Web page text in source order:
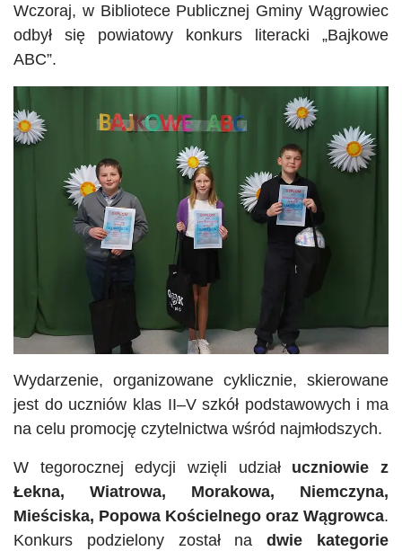
Wczoraj, w Bibliotece Publicznej Gminy Wągrowiec
odbył się powiatowy konkurs literacki „Bajkowe
ABC”.
Wydarzenie, organizowane cyklicznie, skierowane
jest do uczniów klas II–V szkół podstawowych i ma
na celu promocję czytelnictwa wśród najmłodszych.
W tegorocznej edycji wzięli udział uczniowie z
Łekna, Wiatrowa, Morakowa, Niemczyna,
Mieściska, Popowa Kościelnego oraz Wągrowca.
Konkurs podzielony został nadwie kategorie